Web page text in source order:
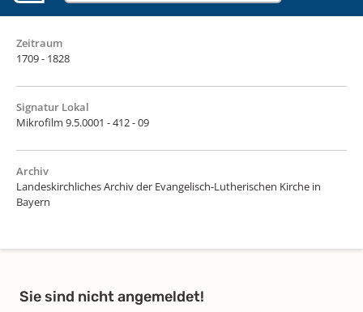
Zeitraum
1709 - 1828
Signatur Lokal
Mikrofilm 9.5.0001 - 412 - 09
Archiv
Landeskirchliches Archiv der Evangelisch-Lutherischen Kirche in
Bayern
Sie sind nicht angemeldet!